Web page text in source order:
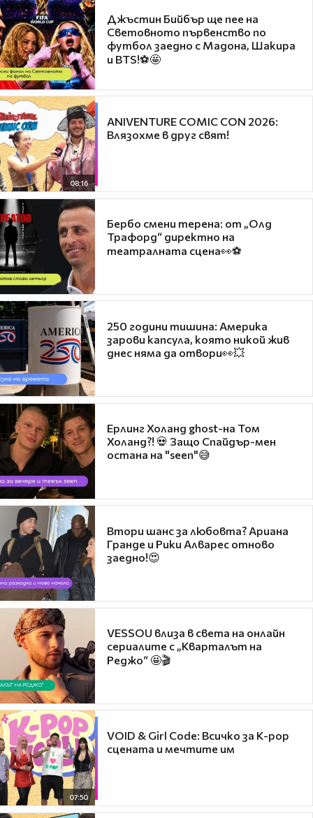
Джъстин Бийбър ще пее на
Световното първенство по
футбол заедно с Мадона, Шакира
и BTS!⚽🤩
08:16
ANIVENTURE COMIC CON 2026:
Влязохме в друг свят!
Бербо смени терена: от „Олд
Трафорд“ директно на
театралната сцена👀⚽
250 години тишина: Америка
зарови капсула, която никой жив
днес няма да отвори👀💥
Ерлинг Холанд ghost-на Том
Холанд?! 💀 Защо Спайдър-мен
остана на "seen"😅
Втори шанс за любовта? Ариана
Гранде и Рики Алварес отново
заедно!😍
VESSOU влиза в света на онлайн
сериалите с „Кварталът на
Реджо“ 🤩🎬
07:50
VOID & Girl Code: Всичко за K-pop
сцената и мечтите им